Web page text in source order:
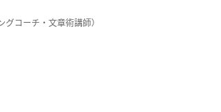
コーチ・文章術講師）